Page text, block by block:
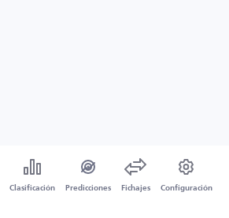
Clasificación Predicciones Fichajes Configuración